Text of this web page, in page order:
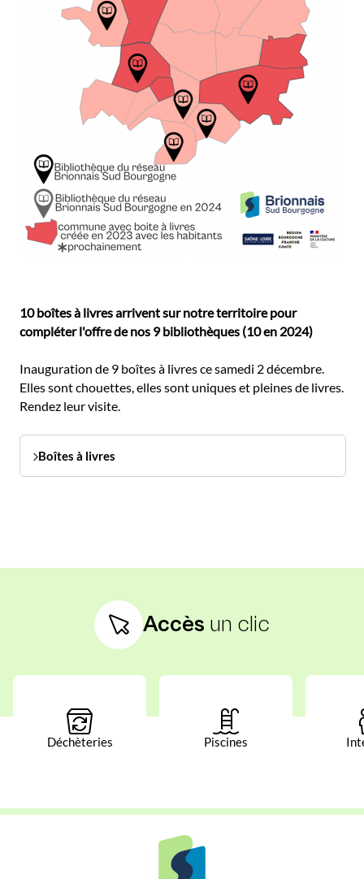
10 boîtes à livres arrivent sur notre territoire pour
compléter l'offre de nos 9 bibliothèques (10 en 2024)
Inauguration de 9 boîtes à livres ce samedi 2 décembre.
Elles sont chouettes, elles sont uniques et pleines de livres.
Rendez leur visite.
Boîtes à livres
Accès un clic
Déchèteries Piscines